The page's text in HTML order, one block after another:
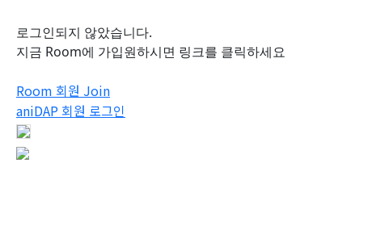
로그인되지 않았습니다.
지금 Room에 가입원하시면 링크를 클릭하세요
Room 회원 Join
aniDAP 회원 로그인